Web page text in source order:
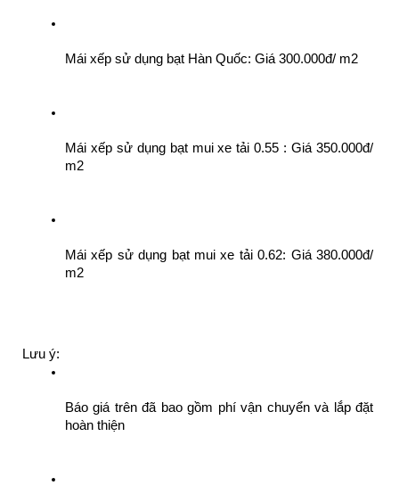
Mái xếp sử dụng bạt Hàn Quốc: Giá 300.000đ/ m2
Mái xếp sử dụng bạt mui xe tải 0.55 : Giá 350.000đ/
m2
Mái xếp sử dụng bạt mui xe tải 0.62: Giá 380.000đ/
m2
Lưu ý:
Báo giá trên đã bao gồm phí vận chuyển và lắp đặt
hoàn thiện